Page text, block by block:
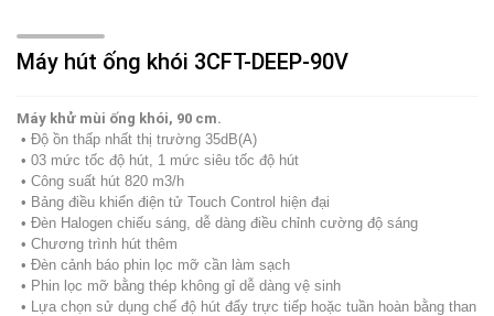
Máy hút ống khói 3CFT-DEEP-90V
Máy khử mùi ống khói, 90 cm.
• Ðộ ồn thấp nhất thị trường 35dB(A)
• 03 mức tốc độ hút, 1 mức siêu tốc độ hút
• Công suất hút 820 m3/h
• Bảng điều khiển điện tử Touch Control hiện đại
• Ðèn Halogen chiếu sáng, dễ dàng điều chỉnh cường độ sáng
• Chương trình hút thêm
• Ðèn cảnh báo phin lọc mỡ cần làm sạch
• Phin lọc mỡ bằng thép không gỉ dễ dàng vệ sinh
• Lựa chọn sử dụng chế độ hút đẩy trực tiếp hoặc tuần hoàn bằng than